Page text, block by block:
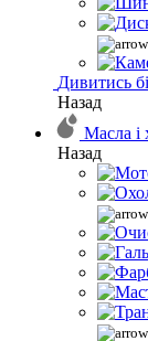
Дивитись
Назад
Масла і
Назад